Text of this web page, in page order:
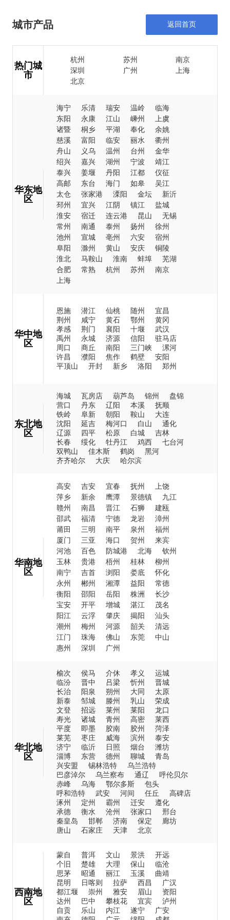
城市产品 返回首页
热门城
市
杭州 苏州
南京
深圳
广州
上海
北京
华东地
区
海宁 乐清 瑞安 温岭
临海
东阳
永康 江山 嵊州
上虞
诸暨
桐乡 平湖 奉化
余姚
慈溪
富阳 临安 丽水
衢州
舟山
义乌 温州 台州
金华
绍兴
嘉兴 湖州 宁波
靖江
泰兴
姜堰 丹阳 江都
仪征
高邮
东台 海门 如皋
吴江
太仓
张家港 溧阳 金坛
新沂
邳州
宜兴 江阴 镇江
盐城
淮安
宿迁 连云港 昆山
无锡
常州
南通 泰州 扬州
徐州
池州
宣城 亳州 六安
宿州
阜阳
滁州 黄山 安庆
铜陵
淮北
马鞍山 淮南 蚌埠
芜湖
合肥
常熟 杭州 苏州
南京
上海
华中地
区
恩施 潜江 仙桃 随州
宜昌
荆州
咸宁 黄石 鄂州
黄冈
孝感
荆门 襄阳 十堰
武汉
禹州
永城 济源 信阳
驻马店
周口
商丘 南阳 三门峡
漯河
许昌
濮阳 焦作 鹤壁
安阳
平顶山
开封 新乡 洛阳 郑州
东北地
区
海城 瓦房店 葫芦岛 锦州
盘锦
营口
丹东 辽阳 本溪
抚顺
铁岭
阜新 朝阳 鞍山
大连
沈阳
延吉 梅河口 白山
通化
辽源
四平 松原 白城
吉林
长春
绥化 牡丹江 鸡西
七台河
双鸭山
佳木斯 鹤岗
黑河
齐齐哈尔
大庆 哈尔滨
华南地
区
高安 吉安 宜春 抚州
上饶
萍乡
新余 鹰潭 景德镇
九江
赣州
南昌 晋江 石狮
建瓯
邵武
福清 宁德 龙岩
漳州
莆田
三明 南平 泉州
福州
厦门
三亚 海口 贺州
来宾
河池
百色 防城港 北海
钦州
玉林
贵港 梧州 桂林
柳州
南宁
吉首 浏阳 娄底
怀化
永州
郴州 湘潭 益阳
常德
衡阳
邵阳 岳阳 株洲
长沙
宝安
开平 增城 湛江
茂名
阳江
云浮 肇庆 揭阳
汕头
潮州
梅州 河源 韶关
清远
江门
珠海 佛山 东莞
中山
惠州
深圳 广州
华北地
区
榆次 侯马 介休 孝义
运城
临汾
晋中 吕梁 忻州
晋城
长治
阳泉 朔州 大同
太原
新泰
邹城 滕州 乳山
荣成
文登
招远 莱州 莱阳
龙口
寿光
诸城 青州 高密
莱西
平度
即墨 胶南 胶州
菏泽
莱芜
枣庄 威海 滨州
泰安
济宁
临沂 日照 烟台
潍坊
淄博
东营 德州 聊城
青岛
兴安盟
锡林浩特
乌兰浩特
巴彦淖尔
乌兰察布 通辽
呼伦贝尔
赤峰
乌海 鄂尔多斯
包头
呼和浩特
武安 河间 任丘
高碑店
涿州
定州 霸州 迁安
遵化
承德
衡水 沧州 张家口
邢台
秦皇岛
邯郸 济南 保定
廊坊
唐山
石家庄 天津 北京
西南地
区
蒙自 普洱 文山 景洪
开远
个旧
楚雄 大理 保山
临沧
思茅
昭通 丽江 玉溪
曲靖
昆明
日喀则 拉萨 西昌
广汉
都江堰
崇州 雅安 眉山
资阳
达州
巴中 攀枝花 宜宾
泸州
自贡
乐山 内江 遂宁
广安